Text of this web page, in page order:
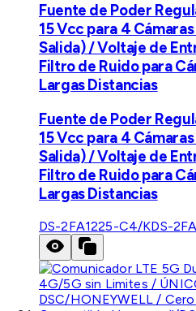
Fuente de Poder
15 Vcc para 4
Salida) / Voltaje de
Filtro de Ruido para
Largas Distancias
Fuente de Poder
15 Vcc para 4
Salida) / Voltaje de
Filtro de Ruido para
Largas Distancias
DS-2FA1225-C4/KDS-